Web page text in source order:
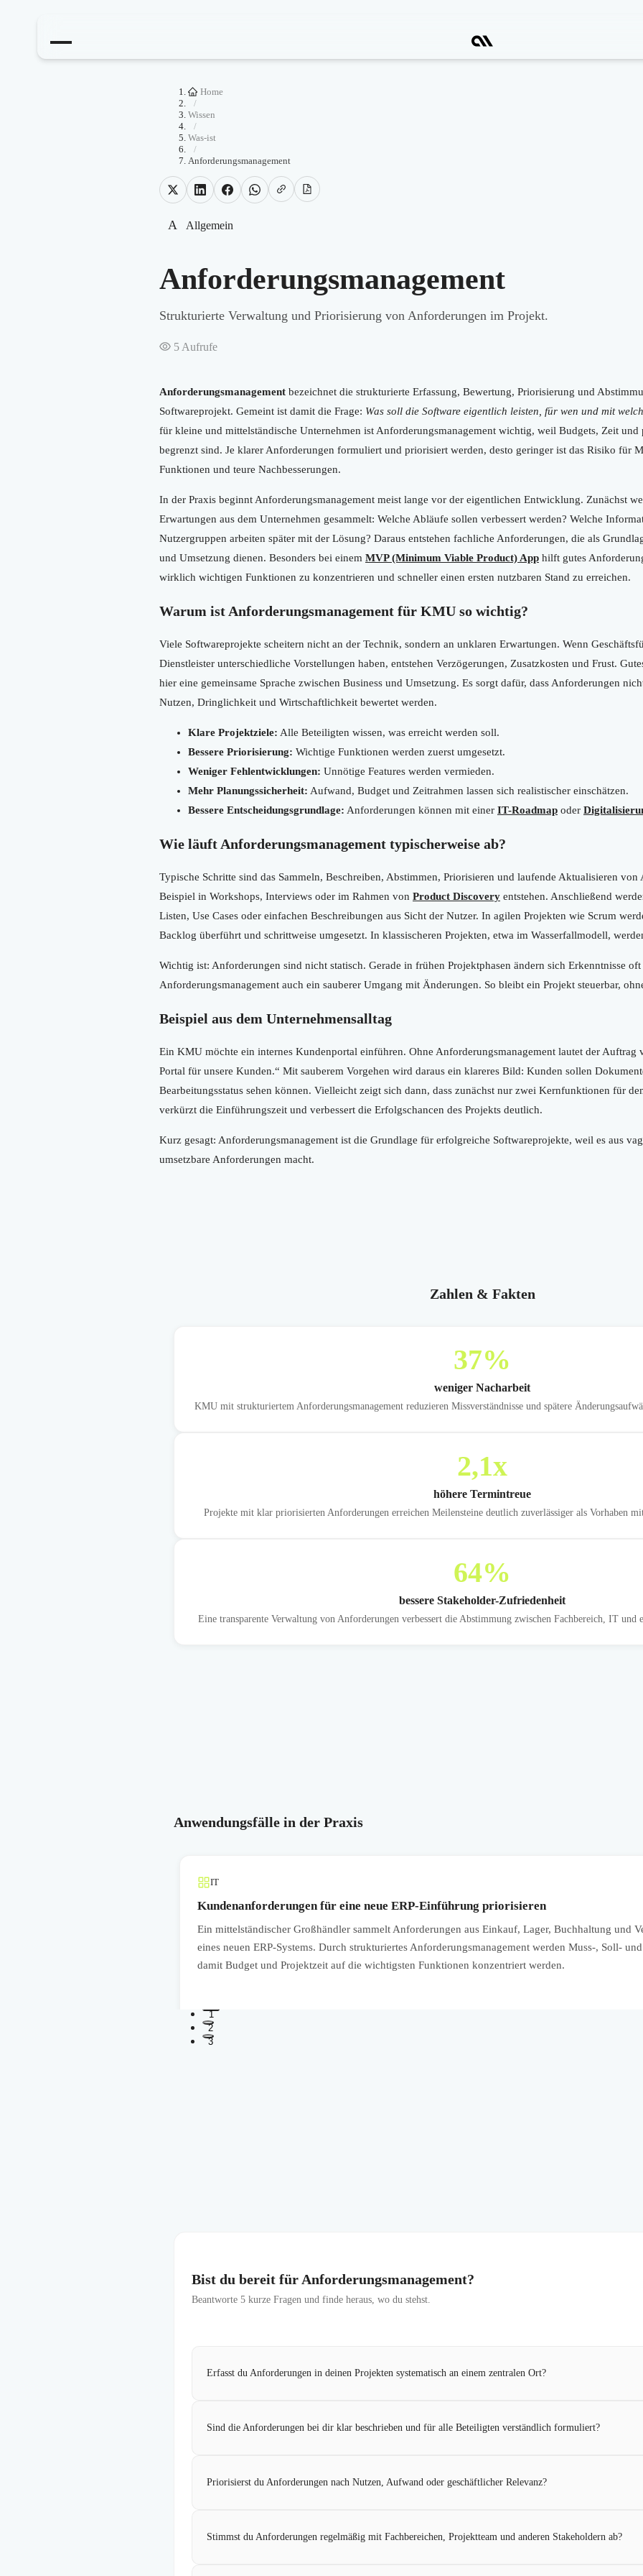
Home
/
Wissen
/
Was-ist
/
Anforderungsmanagement
A Allgemein
Anforderungsmanagement
Strukturierte Verwaltung und Priorisierung von Anforderungen im Projekt.
5 Aufrufe
Anforderungsmanagement bezeichnet die strukturierte Erfassung, Bewertung, Priorisierung und
Softwareprojekt. Gemeint ist damit die Frage: Was soll die Software eigentlich leisten, für wen und mit
für kleine und mittelständische Unternehmen ist Anforderungsmanagement wichtig, weil Budgets, Zeit und
begrenzt sind. Je klarer Anforderungen formuliert und priorisiert werden, desto geringer ist das Risiko für
Funktionen und teure Nachbesserungen.
In der Praxis beginnt Anforderungsmanagement meist lange vor der eigentlichen Entwicklung. Zunächst
Erwartungen aus dem Unternehmen gesammelt: Welche Abläufe sollen verbessert werden? Welche
Nutzergruppen arbeiten später mit der Lösung? Daraus entstehen fachliche Anforderungen, die als
und Umsetzung dienen. Besonders bei einem MVP (Minimum Viable Product) App hilft gutes
wirklich wichtigen Funktionen zu konzentrieren und schneller einen ersten nutzbaren Stand zu erreichen.
Warum ist Anforderungsmanagement für KMU so wichtig?
Viele Softwareprojekte scheitern nicht an der Technik, sondern an unklaren Erwartungen. Wenn
Dienstleister unterschiedliche Vorstellungen haben, entstehen Verzögerungen, Zusatzkosten und Frust.
hier eine gemeinsame Sprache zwischen Business und Umsetzung. Es sorgt dafür, dass Anforderungen
Nutzen, Dringlichkeit und Wirtschaftlichkeit bewertet werden.
Klare Projektziele: Alle Beteiligten wissen, was erreicht werden soll.
Bessere Priorisierung: Wichtige Funktionen werden zuerst umgesetzt.
Weniger Fehlentwicklungen: Unnötige Features werden vermieden.
Mehr Planungssicherheit: Aufwand, Budget und Zeitrahmen lassen sich realistischer einschätzen.
Bessere Entscheidungsgrundlage: Anforderungen können mit einer IT-Roadmap oder
Wie läuft Anforderungsmanagement typischerweise ab?
Typische Schritte sind das Sammeln, Beschreiben, Abstimmen, Priorisieren und laufende Aktualisieren
Beispiel in Workshops, Interviews oder im Rahmen von Product Discovery entstehen. Anschließend
Listen, Use Cases oder einfachen Beschreibungen aus Sicht der Nutzer. In agilen Projekten wie Scrum
Backlog überführt und schrittweise umgesetzt. In klassischeren Projekten, etwa im Wasserfallmodell,
Wichtig ist: Anforderungen sind nicht statisch. Gerade in frühen Projektphasen ändern sich Erkenntnisse
Anforderungsmanagement auch ein sauberer Umgang mit Änderungen. So bleibt ein Projekt steuerbar,
Beispiel aus dem Unternehmensalltag
Ein KMU möchte ein internes Kundenportal einführen. Ohne Anforderungsmanagement lautet der Auftrag
Portal für unsere Kunden.“ Mit sauberem Vorgehen wird daraus ein klareres Bild: Kunden sollen
Bearbeitungsstatus sehen können. Vielleicht zeigt sich dann, dass zunächst nur zwei Kernfunktionen für
verkürzt die Einführungszeit und verbessert die Erfolgschancen des Projekts deutlich.
Kurz gesagt: Anforderungsmanagement ist die Grundlage für erfolgreiche Softwareprojekte, weil es aus
umsetzbare Anforderungen macht.
Zahlen & Fakten
37%
weniger Nacharbeit
KMU mit strukturiertem Anforderungsmanagement reduzieren Missverständnisse und spätere
2,1x
höhere Termintreue
Projekte mit klar priorisierten Anforderungen erreichen Meilensteine deutlich zuverlässiger als Vorhaben
64%
bessere Stakeholder-Zufriedenheit
Eine transparente Verwaltung von Anforderungen verbessert die Abstimmung zwischen Fachbereich, IT und
Anwendungsfälle in der Praxis
IT
Kundenanforderungen für eine neue ERP-Einführung priorisieren
Ein mittelständischer Großhändler sammelt Anforderungen aus Einkauf, Lager, Buchhaltung und
eines neuen ERP-Systems. Durch strukturiertes Anforderungsmanagement werden Muss-, Soll-
damit Budget und Projektzeit auf die wichtigsten Funktionen konzentriert werden.
1
2
3
Bist du bereit für Anforderungsmanagement?
Beantworte 5 kurze Fragen und finde heraus, wo du stehst.
Erfasst du Anforderungen in deinen Projekten systematisch an einem zentralen Ort?
Sind die Anforderungen bei dir klar beschrieben und für alle Beteiligten verständlich formuliert?
Priorisierst du Anforderungen nach Nutzen, Aufwand oder geschäftlicher Relevanz?
Stimmst du Anforderungen regelmäßig mit Fachbereichen, Projektteam und anderen Stakeholdern ab?